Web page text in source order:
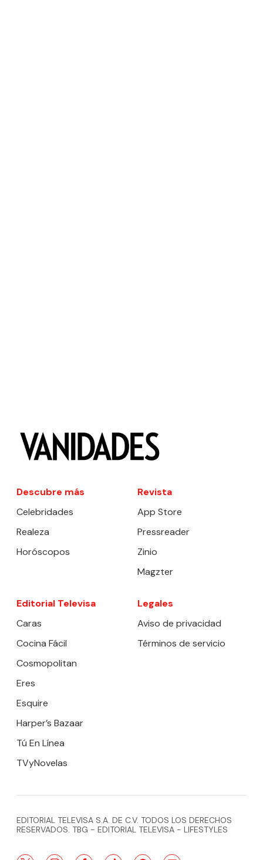
Descubre más
Celebridades
Realeza
Horóscopos
Revista
App Store
Pressreader
Zinio
Magzter
Editorial Televisa
Caras
Cocina Fácil
Cosmopolitan
Eres
Esquire
Harper’s Bazaar
Tú En Línea
TVyNovelas
Legales
Aviso de privacidad
Términos de servicio
EDITORIAL TELEVISA S.A. DE C.V. TODOS LOS DERECHOS
RESERVADOS. TBG - EDITORIAL TELEVISA - LIFESTYLES